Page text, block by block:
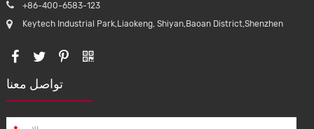
+86-400-6583-123
Keytech Industrial Park,Liaokeng, Shiyan,Baoan District,Shenzhen
تواصل معنا